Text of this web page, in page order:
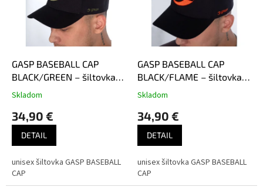
GASP BASEBALL CAP
BLACK/GREEN – šiltovka
Gasp čierno-zelená
Skladom
34,90 €
DETAIL
unisex šiltovka GASP BASEBALL
CAP
GASP BASEBALL CAP
BLACK/FLAME – šiltovka
Gasp čierno-oranžová
Skladom
34,90 €
DETAIL
unisex šiltovka GASP BASEBALL
CAP